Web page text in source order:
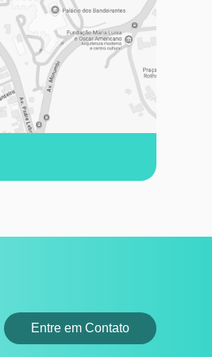
Entre em Contato